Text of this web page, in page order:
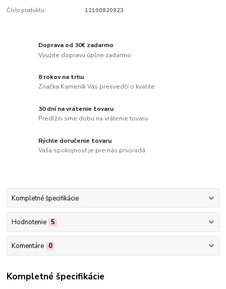
Číslo produktu: 12100820923
Doprava od 30€ zadarmo
Využite dopravu úplne zadarmo
8 rokov na trhu
Značka Kameník Vás presvedčí o kvalite
30 dní na vrátenie tovaru
Predĺžili sme dobu na vrátenie tovaru
Rýchle doručenie tovaru
Vaša spokojnosť je pre nás prvoradá
Kompletné špecifikácie
Hodnotenie 5
Komentáre 0
Kompletné špecifikácie